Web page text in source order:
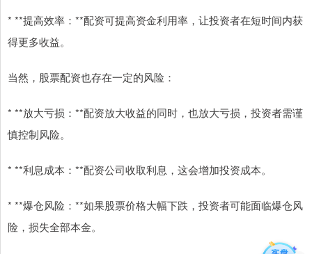
* **提高效率：**配资可提高资金利用率，让投资者在短时间内获
得更多收益。
当然，股票配资也存在一定的风险：
* **放大亏损：**配资放大收益的同时，也放大亏损，投资者需谨
慎控制风险。
* **利息成本：**配资公司收取利息，这会增加投资成本。
* **爆仓风险：**如果股票价格大幅下跌，投资者可能面临爆仓风
险，损失全部本金。